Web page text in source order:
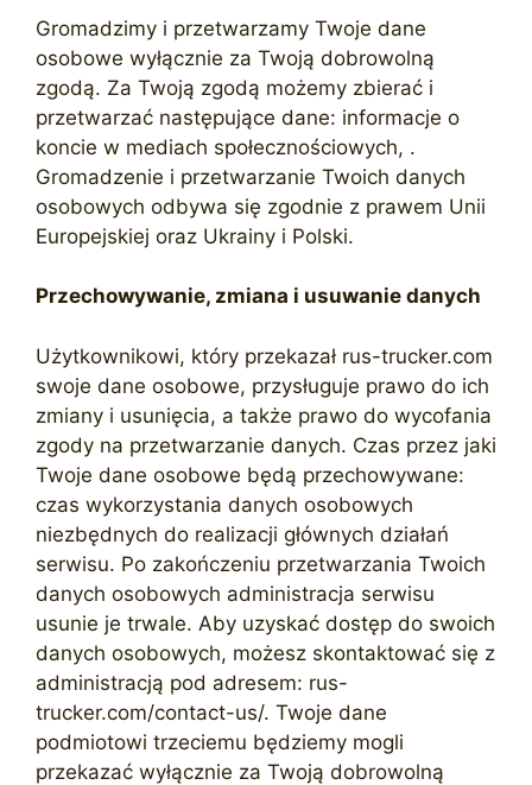
Gromadzimy i przetwarzamy Twoje dane
osobowe wyłącznie za Twoją dobrowolną
zgodą. Za Twoją zgodą możemy zbierać i
przetwarzać następujące dane: informacje o
koncie w mediach społecznościowych, .
Gromadzenie i przetwarzanie Twoich danych
osobowych odbywa się zgodnie z prawem Unii
Europejskiej oraz Ukrainy i Polski.
Przechowywanie, zmiana i usuwanie danych
Użytkownikowi, który przekazał rus-trucker.com
swoje dane osobowe, przysługuje prawo do ich
zmiany i usunięcia, a także prawo do wycofania
zgody na przetwarzanie danych. Czas przez jaki
Twoje dane osobowe będą przechowywane:
czas wykorzystania danych osobowych
niezbędnych do realizacji głównych działań
serwisu. Po zakończeniu przetwarzania Twoich
danych osobowych administracja serwisu
usunie je trwale. Aby uzyskać dostęp do swoich
danych osobowych, możesz skontaktować się z
administracją pod adresem: rus-
trucker.com/contact-us/. Twoje dane
podmiotowi trzeciemu będziemy mogli
przekazać wyłącznie za Twoją dobrowolną